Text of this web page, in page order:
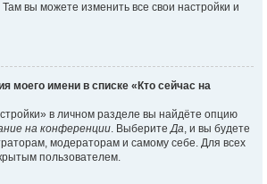
Там вы можете изменить все свои настройки и
моего имени в списке «Кто сейчас на
в личном разделе вы найдёте опцию
на конференции. ВыберитеДа, и вы будете
модераторам и самому себе. Для всех
пользователем.